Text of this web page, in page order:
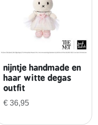
nijntje handmade en
haar witte degas
outfit
€ 36,95